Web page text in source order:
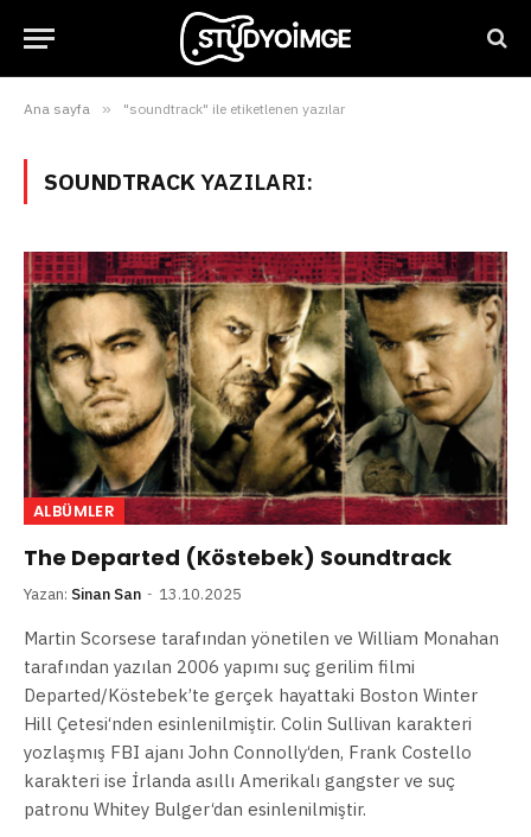
Ana sayfa » "soundtrack" ile etiketlenen yazılar
SOUNDTRACKYAZILARI:
ALBÜMLER
The Departed (Köstebek) Soundtrack
Yazan: Sinan San 13.10.2025
Martin Scorsese tarafından yönetilen ve William Monahan
tarafından yazılan 2006 yapımı suç gerilim filmi
Departed/Köstebek’te gerçek hayattaki Boston Winter
Hill Çetesi‘nden esinlenilmiştir. Colin Sullivan karakteri
yozlaşmış FBI ajanı John Connolly‘den, Frank Costello
karakteri ise İrlanda asıllı Amerikalı gangster ve suç
patronu Whitey Bulger‘dan esinlenilmiştir.